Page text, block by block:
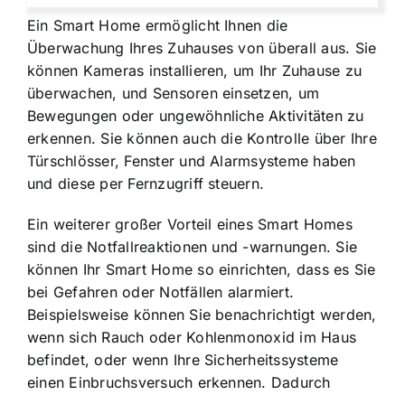
Ein Smart Home ermöglicht Ihnen die
Überwachung Ihres Zuhauses von überall aus. Sie
können Kameras installieren, um Ihr Zuhause zu
überwachen, und Sensoren einsetzen, um
Bewegungen oder ungewöhnliche Aktivitäten zu
erkennen. Sie können auch die Kontrolle über Ihre
Türschlösser, Fenster und Alarmsysteme haben
und diese per Fernzugriff steuern.
Ein weiterer großer Vorteil eines Smart Homes
sind die Notfallreaktionen und -warnungen. Sie
können Ihr Smart Home so einrichten, dass es Sie
bei Gefahren oder Notfällen alarmiert.
Beispielsweise können Sie benachrichtigt werden,
wenn sich Rauch oder Kohlenmonoxid im Haus
befindet, oder wenn Ihre Sicherheitssysteme
einen Einbruchsversuch erkennen. Dadurch